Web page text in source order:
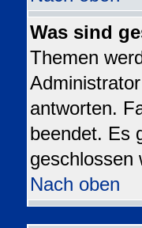
Was sind
Themen
antworten.
beendet. Es
geschlossen
Nach oben